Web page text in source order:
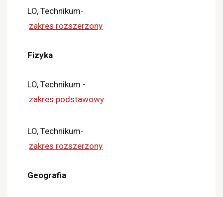
LO, Technikum-
zakres rozszerzony
Fizyka
LO, Technikum -
zakres podstawowy
LO, Technikum-
zakres rozszerzony
Geografia